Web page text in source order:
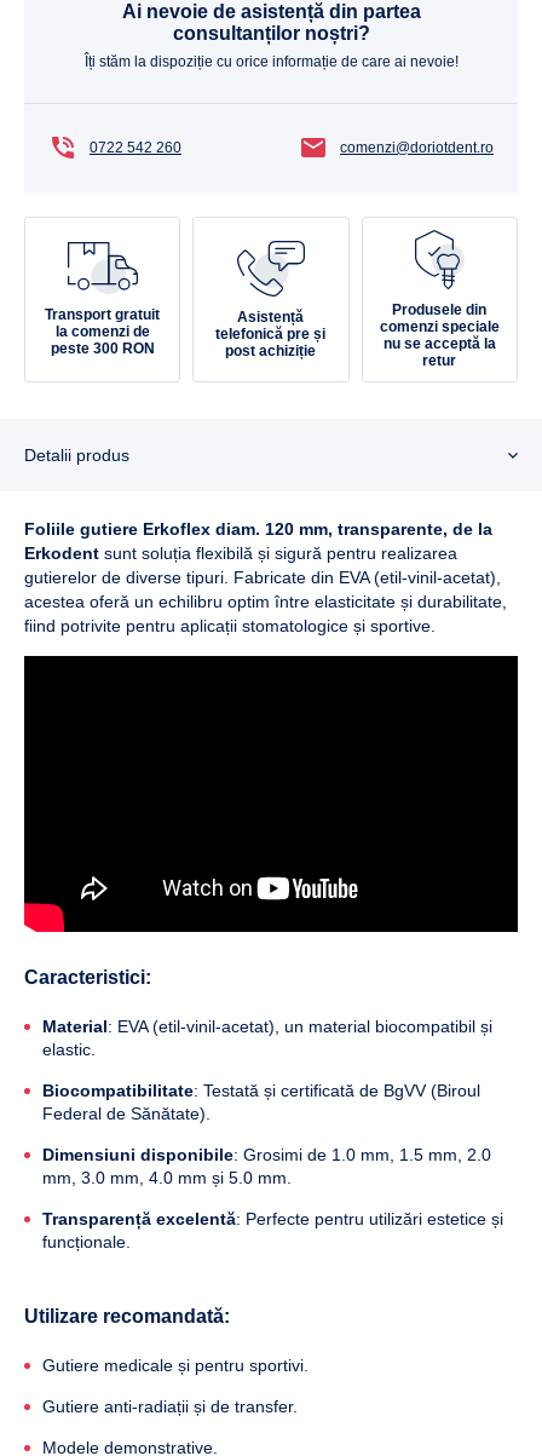
Ai nevoie de asistență din partea
consultanților noștri?
Îți stăm la dispoziție cu orice informație de care ai nevoie!
0722 542 260 comenzi@doriotdent.ro
Transport gratuit
la comenzi de
peste 300 RON
Asistență
telefonică pre și
post achiziție
Produsele din
comenzi speciale
nu se acceptă la
retur
Detalii produs
Foliile gutiere Erkoflex diam. 120 mm, transparente, de la
Erkodent sunt soluția flexibilă și sigură pentru realizarea
gutierelor de diverse tipuri. Fabricate din EVA (etil-vinil-acetat),
acestea oferă un echilibru optim între elasticitate și durabilitate,
fiind potrivite pentru aplicații stomatologice și sportive.
Caracteristici:
Material: EVA (etil-vinil-acetat), un material biocompatibil și
elastic.
Biocompatibilitate: Testată și certificată de BgVV (Biroul
Federal de Sănătate).
Dimensiuni disponibile: Grosimi de 1.0 mm, 1.5 mm, 2.0
mm, 3.0 mm, 4.0 mm și 5.0 mm.
Transparență excelentă: Perfecte pentru utilizări estetice și
funcționale.
Utilizare recomandată:
Gutiere medicale și pentru sportivi.
Gutiere anti-radiații și de transfer.
Modele demonstrative.